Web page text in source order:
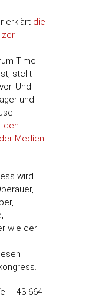
erklärt die
Time
stellt
Und
und
den
Medien-
wird
wie der
+43 664